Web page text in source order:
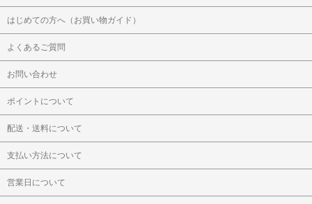
はじめての方へ（お買い物ガイド）
よくあるご質問
お問い合わせ
ポイントについて
配送・送料について
支払い方法について
営業日について